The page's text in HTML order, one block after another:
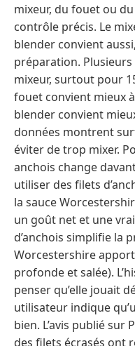
mixeur, du fouet ou
contrôle précis. Le
blender convient
préparation.
mixeur, surtout pour
fouet convient mieux
blender convient
données montrent
éviter de trop mixer.
anchois change
utiliser des filets
la sauce
un goût net et une
d’anchois simplifie la
Worcestershire
profonde et salée).
penser qu’elle jouait
utilisateur indique
bien. L’avis publié sur
des filets écrasés ont